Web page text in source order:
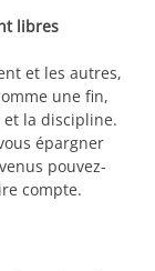
libres
et les autres,
une fin,
et la discipline.
épargner
pouvez-
compte.